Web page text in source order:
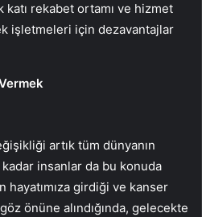
katı rekabet ortamı ve hizmet
işletmeleri için dezavantajlar
artık tüm dünyanın
insanlar da bu konuda
hayatımıza girdiği ve kanser
önüne alındığında, gelecekte